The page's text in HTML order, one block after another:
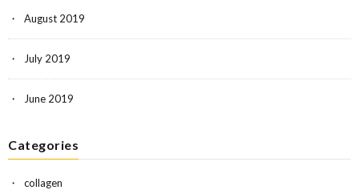
August 2019
July 2019
June 2019
Categories
collagen